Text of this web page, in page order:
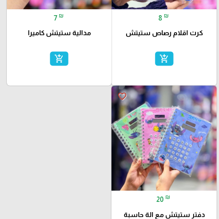
8 ₪
كرت اقلام رصاص ستيتش
add_shopping_cart
7 ₪
مدالية ستيتش كاميرا
add_shopping_cart
favorite_border
20 ₪
دفتر ستيتش مع الة حاسبة